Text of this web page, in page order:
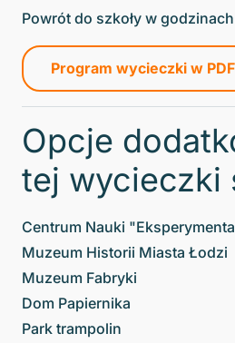
Powrót do szkoły w
Program wycieczki w PDF
Opcje
tej wycieczki
Centrum Nauki
Muzeum Historii Miasta Łodzi
Muzeum Fabryki
Dom Papiernika
Park trampolin